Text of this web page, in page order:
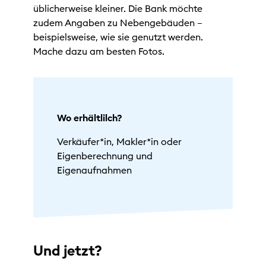
üblicherweise kleiner. Die Bank möchte
zudem Angaben zu Nebengebäuden –
beispielsweise, wie sie genutzt werden.
Mache dazu am besten Fotos.
Wo erhältlilch?
Verkäufer*in, Makler*in oder
Eigenberechnung und
Eigenaufnahmen
Und jetzt?